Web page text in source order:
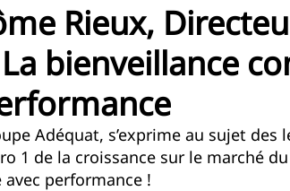
Rieux,
bienveillance
Adéquat, s’exprime au sujet des
1 de la croissance sur le marché du
performance !